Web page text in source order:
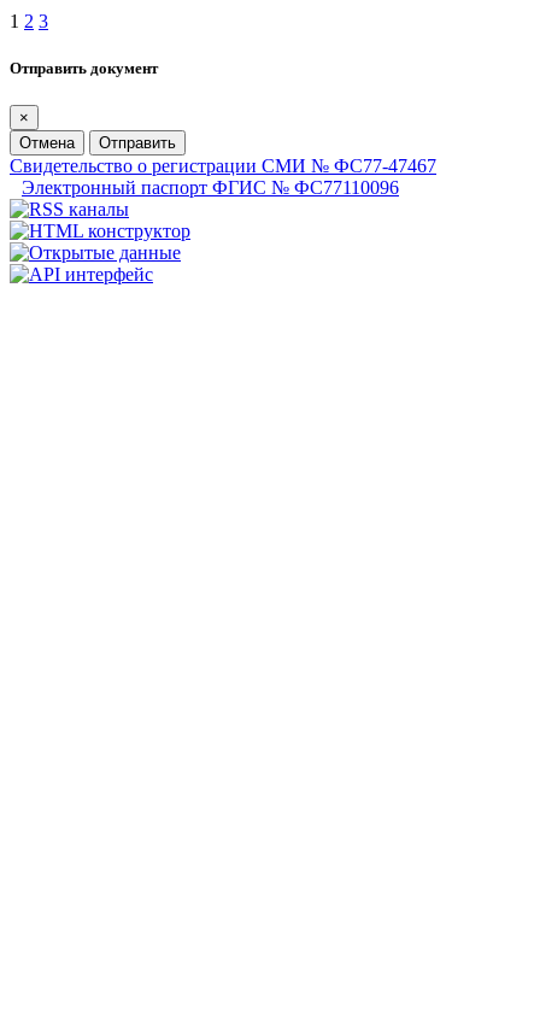
1 2 3
Отправить документ
×
Отмена
Отправить
Свидетельство о регистрации СМИ № ФС77-47467
Электронный паспорт ФГИС № ФС77110096